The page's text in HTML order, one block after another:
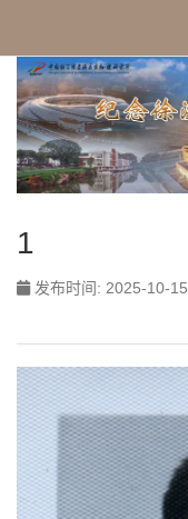
1
发布时间: 2025-10-15